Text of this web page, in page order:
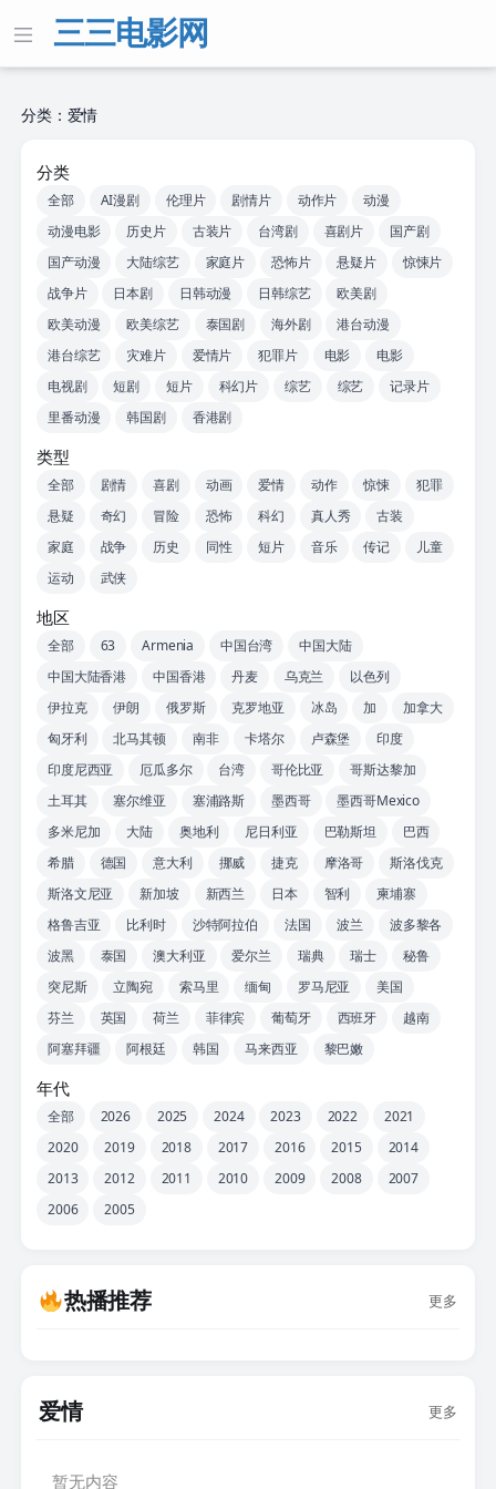
三三电影网
分类：爱情
分类
全部 AI漫剧 伦理片 剧情片 动作片
动漫
动漫电影
历史片 古装片 台湾剧 喜剧片
国产剧
国产动漫
大陆综艺 家庭片 恐怖片 悬疑片
惊悚片
战争片
日本剧 日韩动漫 日韩综艺
欧美剧
欧美动漫
欧美综艺 泰国剧 海外剧
港台动漫
港台综艺
灾难片 爱情片 犯罪片 电影
电影
电视剧
短剧 短片 科幻片 综艺 综艺
记录片
里番动漫
韩国剧 香港剧
类型
全部 剧情 喜剧 动画 爱情 动作 惊悚
犯罪
悬疑
奇幻 冒险 恐怖 科幻 真人秀
古装
家庭
战争 历史 同性 短片 音乐 传记
儿童
运动
武侠
地区
全部 63 Armenia 中国台湾
中国大陆
中国大陆香港
中国香港 丹麦 乌克兰
以色列
伊拉克
伊朗 俄罗斯 克罗地亚 冰岛 加
加拿大
匈牙利
北马其顿 南非 卡塔尔 卢森堡
印度
印度尼西亚
厄瓜多尔 台湾 哥伦比亚
哥斯达黎加
土耳其
塞尔维亚 塞浦路斯 墨西哥
墨西哥Mexico
多米尼加
大陆 奥地利 尼日利亚 巴勒斯坦
巴西
希腊
德国 意大利 挪威 捷克 摩洛哥
斯洛伐克
斯洛文尼亚
新加坡 新西兰 日本 智利
柬埔寨
格鲁吉亚
比利时 沙特阿拉伯 法国 波兰
波多黎各
波黑
泰国 澳大利亚 爱尔兰 瑞典 瑞士
秘鲁
突尼斯
立陶宛 索马里 缅甸 罗马尼亚
美国
芬兰
英国 荷兰 菲律宾 葡萄牙 西班牙
越南
阿塞拜疆
阿根廷 韩国 马来西亚 黎巴嫩
年代
全部 2026 2025 2024 2023 2022
2021
2020
2019 2018 2017 2016 2015
2014
2013
2012 2011 2010 2009 2008
2007
2006
2005
热播推荐 更多
爱情 更多
暂无内容